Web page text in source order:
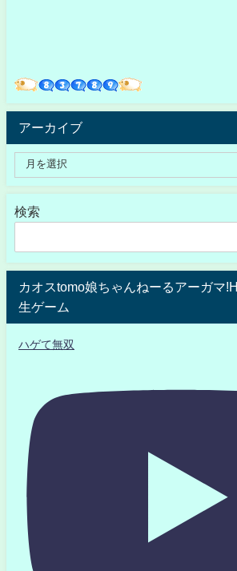
アーカイブ
検索
カオスtomo娘ちゃんねーるアーガマ
生ゲーム
ハゲて無双